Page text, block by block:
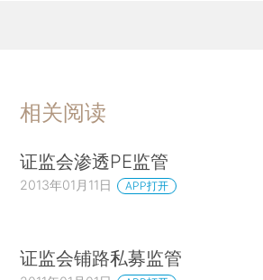
相关阅读
证监会渗透PE监管
2013年01月11日 APP打开
证监会铺路私募监管